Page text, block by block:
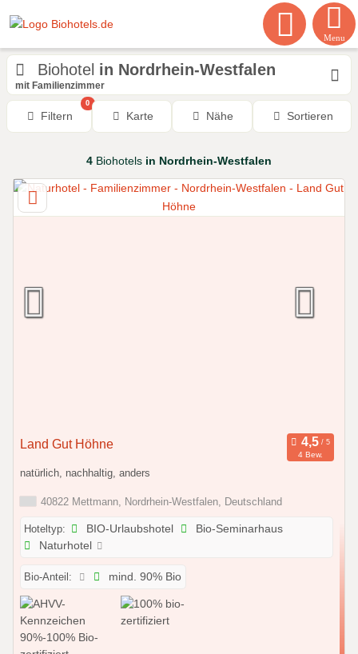
Menu
Biohotel in Nordrhein-Westfalen
mit Familienzimmer
Filtern
0
Karte Nähe Sortieren
4 Biohotels in Nordrhein-Westfalen
Land Gut Höhne
4 Bew.
natürlich, nachhaltig, anders
40822 Mettmann, Nordrhein-Westfalen, Deutschland
Hoteltyp: BIO-Urlaubshotel
Bio-Seminarhaus
Naturhotel
Bio-Anteil: mind. 90% Bio